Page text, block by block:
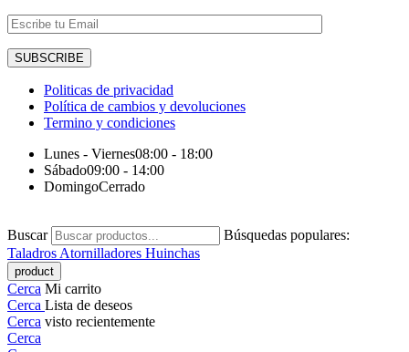
Politicas de privacidad
Política de cambios y devoluciones
Termino y condiciones
Lunes - Viernes08:00 - 18:00
Sábado09:00 - 14:00
DomingoCerrado
Buscar
Búsquedas populares:
Taladros Atornilladores Huinchas
Cerca Mi carrito
Cerca Lista de deseos
Cerca visto recientemente
Cerca